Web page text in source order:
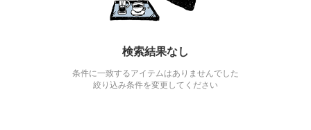
検索結果なし
条件に一致するアイテムはありませんでした
絞り込み条件を変更してください